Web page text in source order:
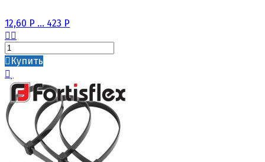
12,60 Р ... 423 Р
Купить